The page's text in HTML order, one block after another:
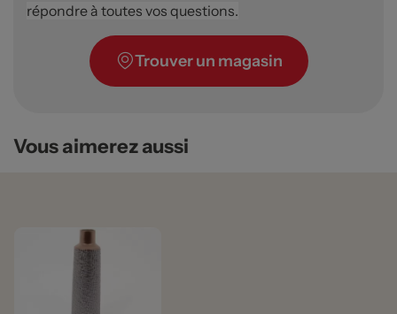
répondre à toutes vos questions.
Trouver un magasin
Vous aimerez aussi